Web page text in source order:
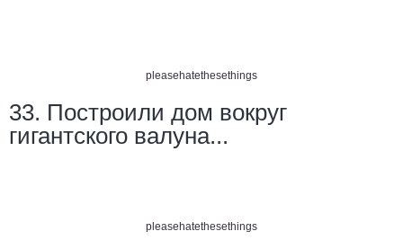
pleasehatethesethings
33. Построили дом вокруг
гигантского валуна...
pleasehatethesethings